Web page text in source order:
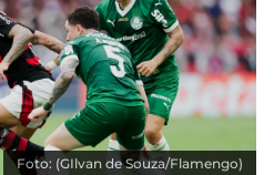
Foto: (GIlvan de Souza/Flamengo)